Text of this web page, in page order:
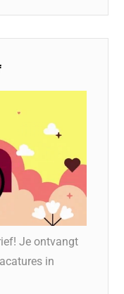
Je ontvangt
in